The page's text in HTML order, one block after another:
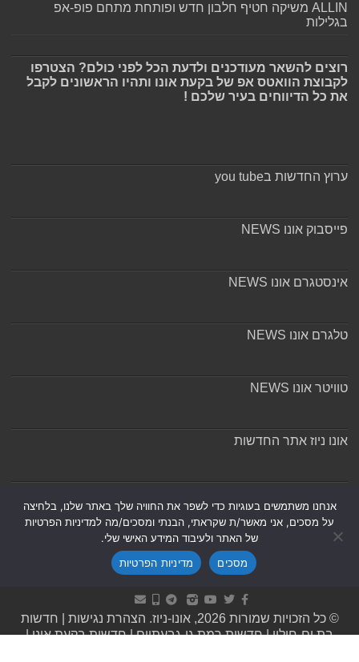
ALLIN משיקה חטיף חלבון חדש ופותחת מתחם פופ-אפ
בגלילות
רוצים להשאר מעודכנים ולדעת הכל לפני כולם? הצטרפו
לקבוצת הוואטס אפ של בקעת אונו ותהיו הראשונים לקבל
את כל הדיווחים בעיר שלכם !
ערוץ החדשות בyou tube
פייסבוק אונו NEWS
אינסטגרם אונו NEWS
טלגרם אונו NEWS
טוויטר אונו NEWS
אונו ניוז אתר החדשות
© כל הזכויות שמורות 2026, אונו-ניוז. הצהרת נגישות
חדשות
בת ים-חולון|חדשות רמת גן-גבעתיים|חדשות בקעת אונו|
אנחנו משתמשים בעוגיות כדי לשפר את החוויה שלך באתר שלנו, בלחיצה
על מסכים, אני מאשר/ת שקראתי, הבנתי ומסכים/מה למדיניות הפרטיות
של האתר ולעיבוד המידע האישי שלי.
מסכים
מדיניות הפרטיות